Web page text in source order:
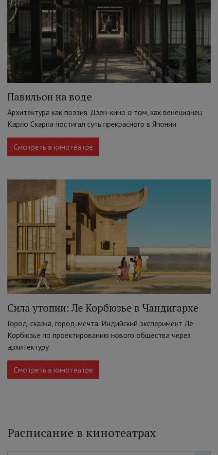
Павильон на воде
Архитектура как поэзия. Дзен-кино о том, как венецианец
Карло Скарпа постигал суть прекрасного в Японии
Смотреть в кинотеатре
Сила утопии: Ле Корбюзье в Чандигархе
Город-сказка, город-мечта. Индийский эксперимент Ле
Корбюзье по проектированию нового общества через
архитектуру
Смотреть в кинотеатре
Расписание в кинотеатрах